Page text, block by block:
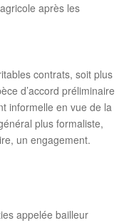
après les
contrats, soit plus
d’accord préliminaire
informelle en vue de la
plus formaliste,
un engagement.
appelée bailleur